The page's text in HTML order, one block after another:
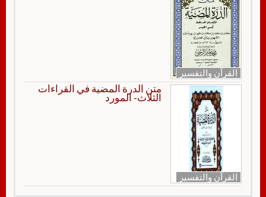
القرآن والتفسير
القرآن والتفسير
متن الدرة المضية في القراءات
الثلاث- المورد